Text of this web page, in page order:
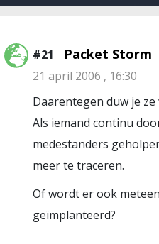
#21 Packet Storm
21 april 2006 , 16:30
Daarentegen duw je
Als iemand continu
medestanders
meer te traceren.
Of wordt er ook
geïmplanteerd?